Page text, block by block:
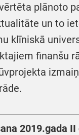
plānoto
un to
klīniskā
finanšu
2019.gada